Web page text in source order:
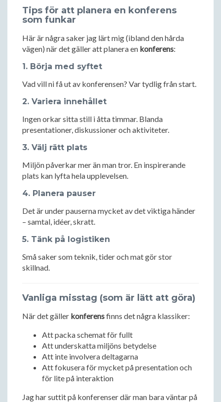
Tips för att planera en konferens
som funkar
Här är några saker jag lärt mig (ibland den hårda
vägen) när det gäller att planera en konferens:
1. Börja med syftet
Vad vill ni få ut av konferensen? Var tydlig från start.
2. Variera innehållet
Ingen orkar sitta still i åtta timmar. Blanda
presentationer, diskussioner och aktiviteter.
3. Välj rätt plats
Miljön påverkar mer än man tror. En inspirerande
plats kan lyfta hela upplevelsen.
4. Planera pauser
Det är under pauserna mycket av det viktiga händer
– samtal, idéer, skratt.
5. Tänk på logistiken
Små saker som teknik, tider och mat gör stor
skillnad.
Vanliga misstag (som är lätt att göra)
När det gäller konferensfinns det några klassiker:
Att packa schemat för fullt
Att underskatta miljöns betydelse
Att inte involvera deltagarna
Att fokusera för mycket på presentation och
för lite på interaktion
Jag har suttit på konferenser där man bara väntar på